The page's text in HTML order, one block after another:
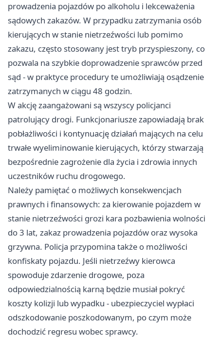
prowadzenia pojazdów po alkoholu i lekceważenia
sądowych zakazów. W przypadku zatrzymania osób
kierujących w stanie nietrzeźwości lub pomimo
zakazu, często stosowany jest tryb przyspieszony, co
pozwala na szybkie doprowadzenie sprawców przed
sąd - w praktyce procedury te umożliwiają osądzenie
zatrzymanych w ciągu 48 godzin.
W akcję zaangażowani są wszyscy policjanci
patrolujący drogi. Funkcjonariusze zapowiadają brak
pobłażliwości i kontynuację działań mających na celu
trwałe wyeliminowanie kierujących, którzy stwarzają
bezpośrednie zagrożenie dla życia i zdrowia innych
uczestników ruchu drogowego.
Należy pamiętać o możliwych konsekwencjach
prawnych i finansowych: za kierowanie pojazdem w
stanie nietrzeźwości grozi kara pozbawienia wolności
do 3 lat, zakaz prowadzenia pojazdów oraz wysoka
grzywna. Policja przypomina także o możliwości
konfiskaty pojazdu. Jeśli nietrzeźwy kierowca
spowoduje zdarzenie drogowe, poza
odpowiedzialnością karną będzie musiał pokryć
koszty kolizji lub wypadku - ubezpieczyciel wypłaci
odszkodowanie poszkodowanym, po czym może
dochodzić regresu wobec sprawcy.